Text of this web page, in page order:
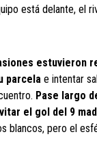
está delante, el
estuvieron
parcela e intentar
Pase largo
el gol del 9
blancos, pero el